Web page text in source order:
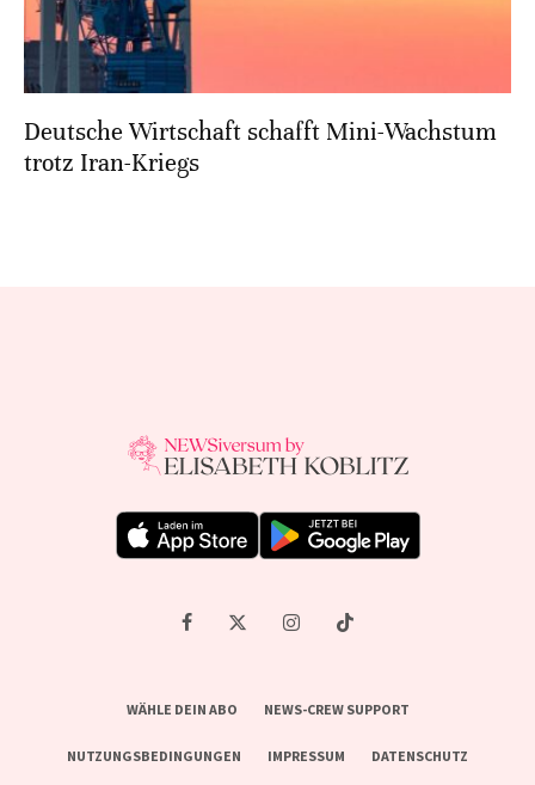
Deutsche Wirtschaft schafft Mini-Wachstum
trotz Iran-Kriegs
WÄHLE DEIN ABO NEWS-CREW SUPPORT
NUTZUNGSBEDINGUNGEN IMPRESSUM DATENSCHUTZ